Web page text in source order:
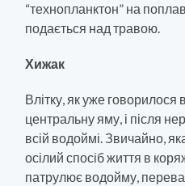
“технопланктон” на
подається над травою.
Хижак
Влітку, як уже
центральну яму, і після
всій водоймі. Звичайно,
осілий спосіб життя в
патрулює водойму,